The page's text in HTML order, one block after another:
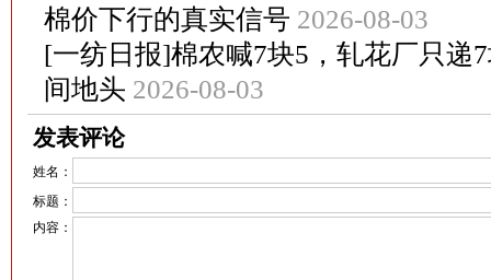
棉价下行的真实信号 2026-08-03
[一纺日报]棉农喊7块5，轧花厂只递
间地头 2026-08-03
发表评论
姓名：
标题：
内容：